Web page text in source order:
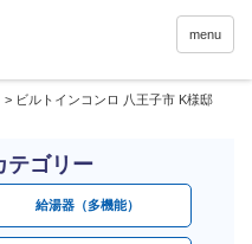
menu
> ビルトインコンロ 八王子市 K様邸
テゴリー
給湯器（多機能）